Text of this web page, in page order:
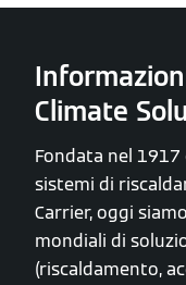
Climate
Fondata nel
sistemi di
Carrier, oggi
mondiali di
(riscaldamento,